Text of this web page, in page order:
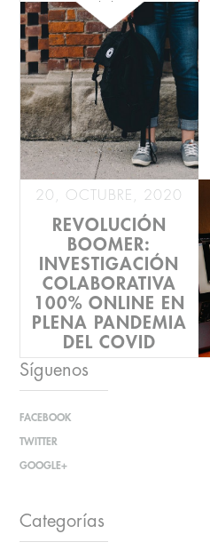
conscientes de la importancia
de preservar la intimidad y
privacidad de las personas
entrevista...
20, OCTUBRE, 2020
REVOLUCIÓN
BOOMER:
INVESTIGACIÓN
COLABORATIVA
100% ONLINE EN
PLENA PANDEMIA
DEL COVID
El estudio 'Revolucion
trabajo entre dife...
Síguenos
FACEBOOK
TWITTER
GOOGLE+
Categorías